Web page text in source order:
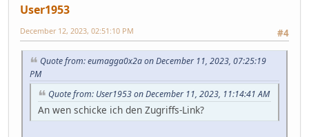
User1953
#4
December 12, 2023, 02:51:10 PM
Quote from: eumagga0x2a on December 11, 2023, 07:25:19
PM
Quote from: User1953 on December 11, 2023, 11:14:41 AM
An wen schicke ich den Zugriffs-Link?